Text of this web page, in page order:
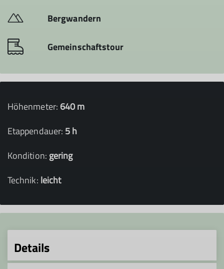
Bergwandern
Gemeinschaftstour
Höhenmeter: 640 m
Etappendauer: 5 h
Kondition: gering
Technik: leicht
Details